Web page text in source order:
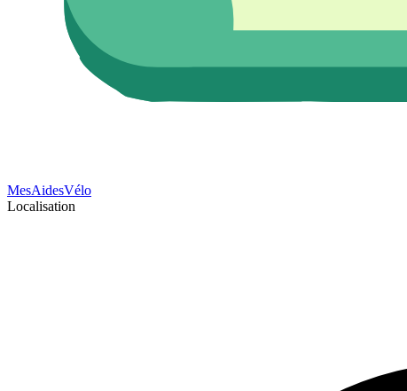
MesAidesVélo
Localisation